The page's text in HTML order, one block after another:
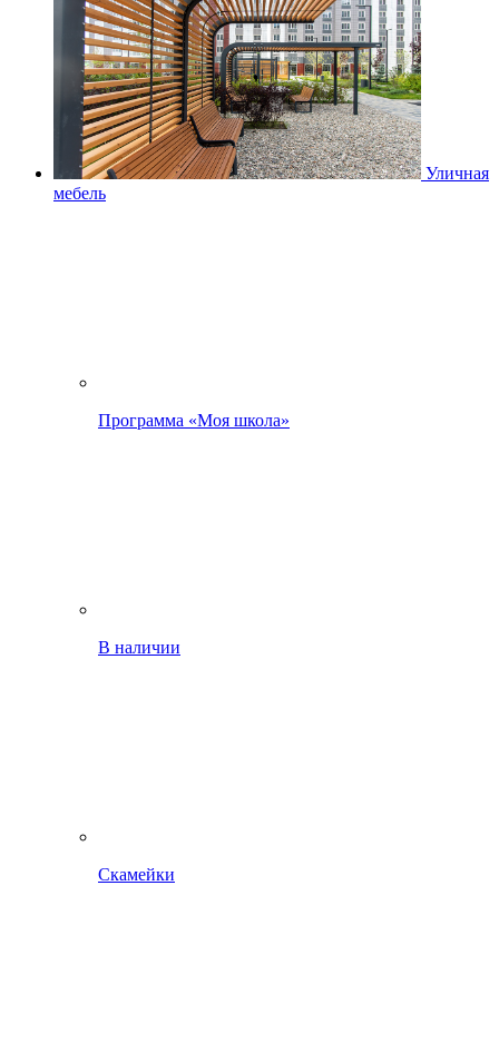
Уличная
мебель
Программа «Моя школа»
В наличии
Скамейки